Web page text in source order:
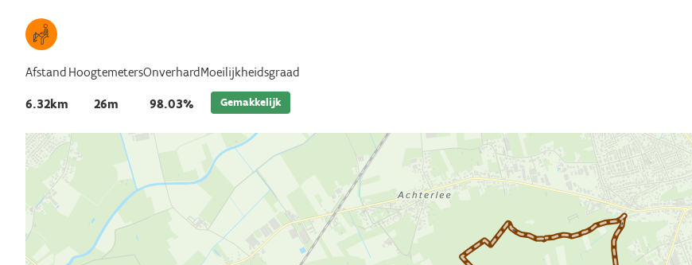
Afstand
6.32km
Hoogtemeters
26m
Onverhard
98.03%
Moeilijkheidsgraad
Gemakkelijk